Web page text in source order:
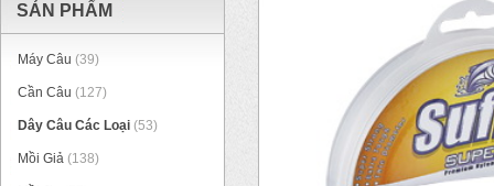
SẢN PHẨM
Máy Câu (39)
Cần Câu (127)
Dây Câu Các Loại (53)
Mồi Giả (138)